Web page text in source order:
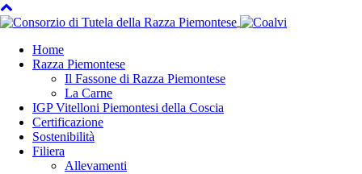
Home
Razza Piemontese
Il Fassone di Razza Piemontese
La Carne
IGP Vitelloni Piemontesi della Coscia
Certificazione
Sostenibilità
Filiera
Allevamenti